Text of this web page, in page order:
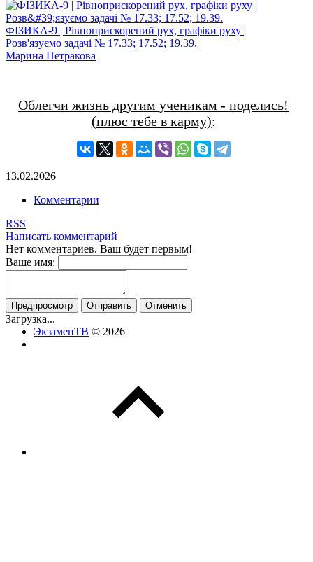
ФІЗИКА-9 | Рівноприскорений рух, графіки руху |
Розв'язуємо задачі № 17.33; 17.52; 19.39.
Марина Петракова
Облегчи жизнь другим ученикам - поделись!
(плюс тебе в карму):
13.02.2026
Комментарии
RSS
Написать комментарий
Нет комментариев. Ваш будет первым!
Ваше имя:
Загрузка...
ЭкзаменТВ © 2026